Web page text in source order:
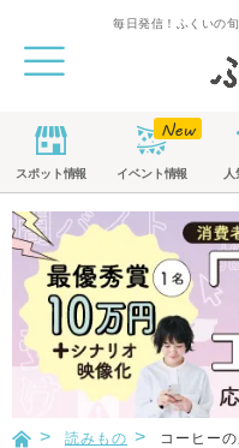
毎日発信！ふくいの
スポット情報 イベント情報 人
読みもの コーヒー